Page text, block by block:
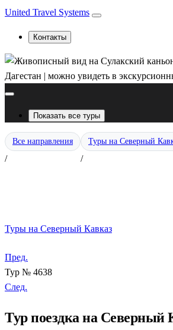
United Travel Systems
Контакты
Показать все туры
Все направления
/
Туры на Северный
/
Туры на Северный Кавказ
Пред.
Тур № 4638
След.
Тур поездка на Северный